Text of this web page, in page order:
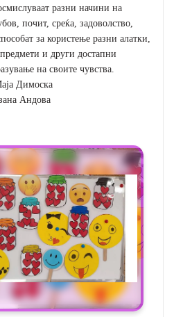
разни начини на
почит, среќа, задоволство,
за користење разни алатки,
и други достапни
на своите чувства.
Димоска
Андова